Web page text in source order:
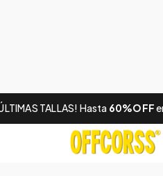
TALLAS! Hasta 60%OFF